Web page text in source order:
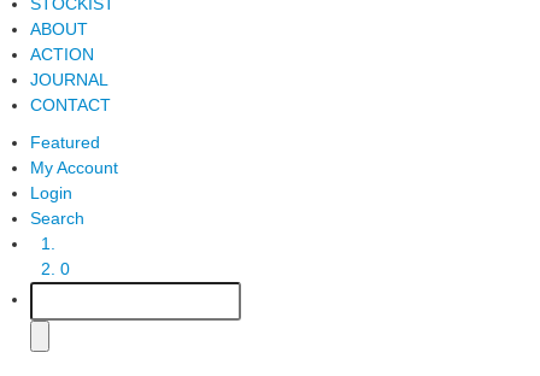
ABOUT
ACTION
JOURNAL
CONTACT
Featured
My Account
Login
Search
0